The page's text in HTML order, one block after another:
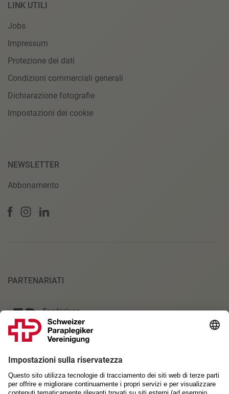
LINK UTILI
Jobs
Impressum
Protezione dei dati
Condizioni commerciali generali
Dichiarazione fotografie
Impostazioni dei cookie
NEWSLETTER
Abbonamento
PARTENARIATI